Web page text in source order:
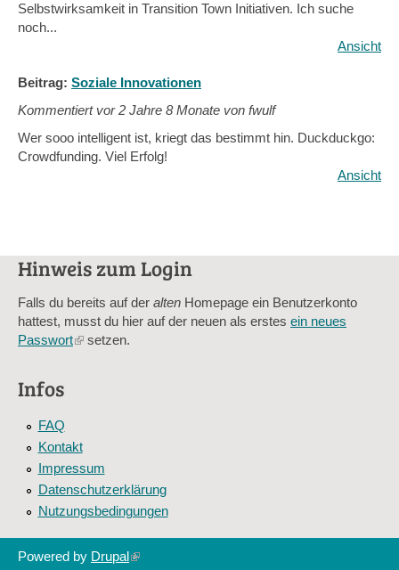
Selbstwirksamkeit in Transition Town Initiativen. Ich suche
noch...
Ansicht
Beitrag: Soziale Innovationen
Kommentiert vor2 Jahre 8 Monate von fwulf
Wer sooo intelligent ist, kriegt das bestimmt hin. Duckduckgo:
Crowdfunding. Viel Erfolg!
Ansicht
Hinweis zum Login
Falls du bereits auf der alten Homepage ein Benutzerkonto
hattest, musst du hier auf der neuen als erstes ein neues
Passwort(linksetzen.
Infos
FAQ
Kontakt
Impressum
Datenschutzerklärung
Nutzungsbedingungen
Powered by Drupal(link